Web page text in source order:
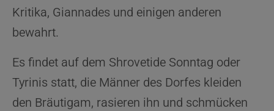
Kritika, Giannades und einigen anderen
bewahrt.
Es findet auf dem Shrovetide Sonntag oder
Tyrinis statt, die Männer des Dorfes kleiden
den Bräutigam, rasieren ihn und schmücken